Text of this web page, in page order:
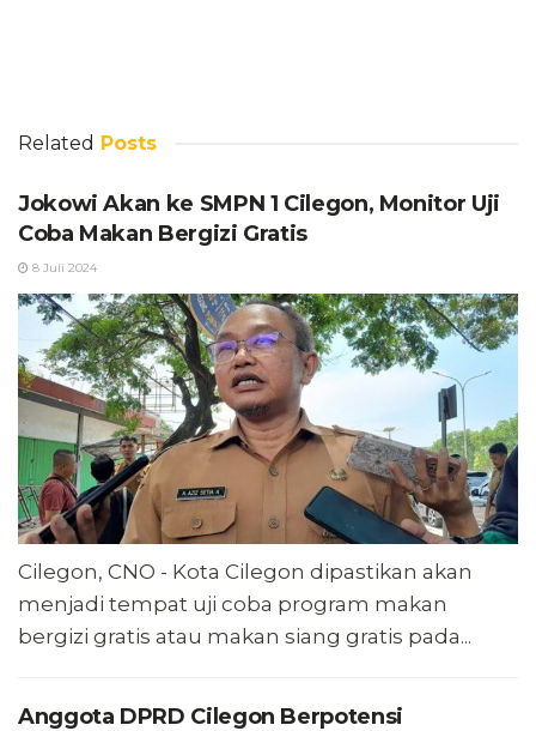
Related Posts
Jokowi Akan ke SMPN 1 Cilegon, Monitor Uji
Coba Makan Bergizi Gratis
8 Juli 2024
Cilegon, CNO - Kota Cilegon dipastikan akan
menjadi tempat uji coba program makan
bergizi gratis atau makan siang gratis pada...
Anggota DPRD Cilegon Berpotensi